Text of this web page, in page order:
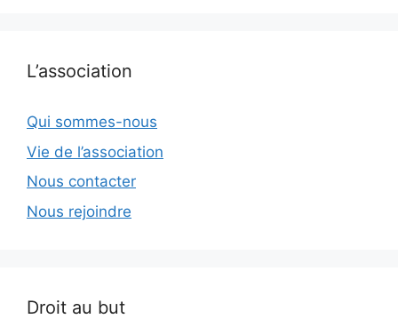
L’association
Qui sommes-nous
Vie de l’association
Nous contacter
Nous rejoindre
Droit au but